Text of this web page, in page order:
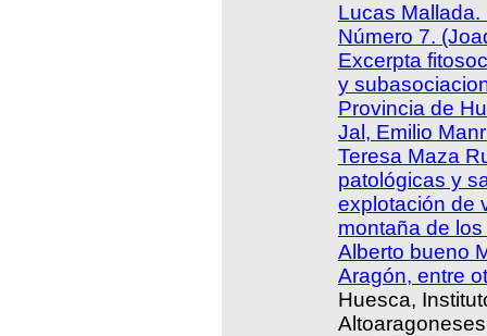
Lucas
Número 7.
Excerpta
y
Provincia de
Jal, Emilio
Teresa Maza
patológicas y
explotación de
montaña de
Alberto bueno
Aragón, entre
Huesca,